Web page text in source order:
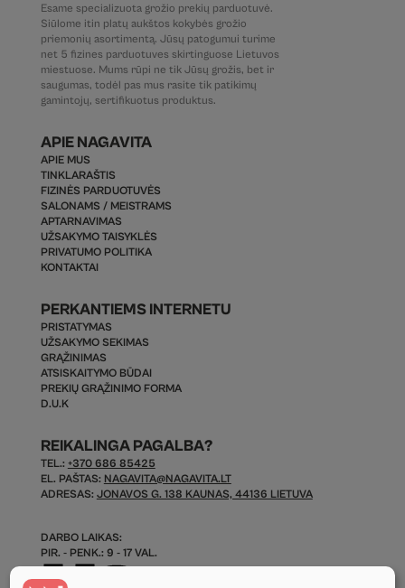
Esame specializuota grožio prekių parduotuvė.
Siūlome itin platų aukštos kokybės grožio
priemonių asortimentą. Jūsų patogumui turime
net 5 fizines parduotuves skirtinguose Lietuvos
miestuose. Mums rūpi ne tik Jūsų grožis, bet ir
saugumas, todėl pas mus rasite tik patikimų
gamintojų, sertifikuotus produktus.
APIE NAGAVITA
APIE MUS
TINKLARAŠTIS
FIZINĖS PARDUOTUVĖS
SALONAMS / MEISTRAMS
APTARNAVIMAS
UŽSAKYMO TAISYKLĖS
PRIVATUMO POLITIKA
KONTAKTAI
PERKANTIEMS INTERNETU
PRISTATYMAS
UŽSAKYMO SEKIMAS
GRĄŽINIMAS
ATSISKAITYMO BŪDAI
PREKIŲ GRĄŽINIMO FORMA
D.U.K
REIKALINGA PAGALBA?
TEL.: +370 686 85425
EL. PAŠTAS: NAGAVITA@NAGAVITA.LT
ADRESAS: JONAVOS G. 138 KAUNAS, 44136 LIETUVA
DARBO LAIKAS:
PIR. - PENK.: 9 - 17 VAL.